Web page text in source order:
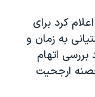
کرد برای
به زمان و
اتهام
ارجحیت